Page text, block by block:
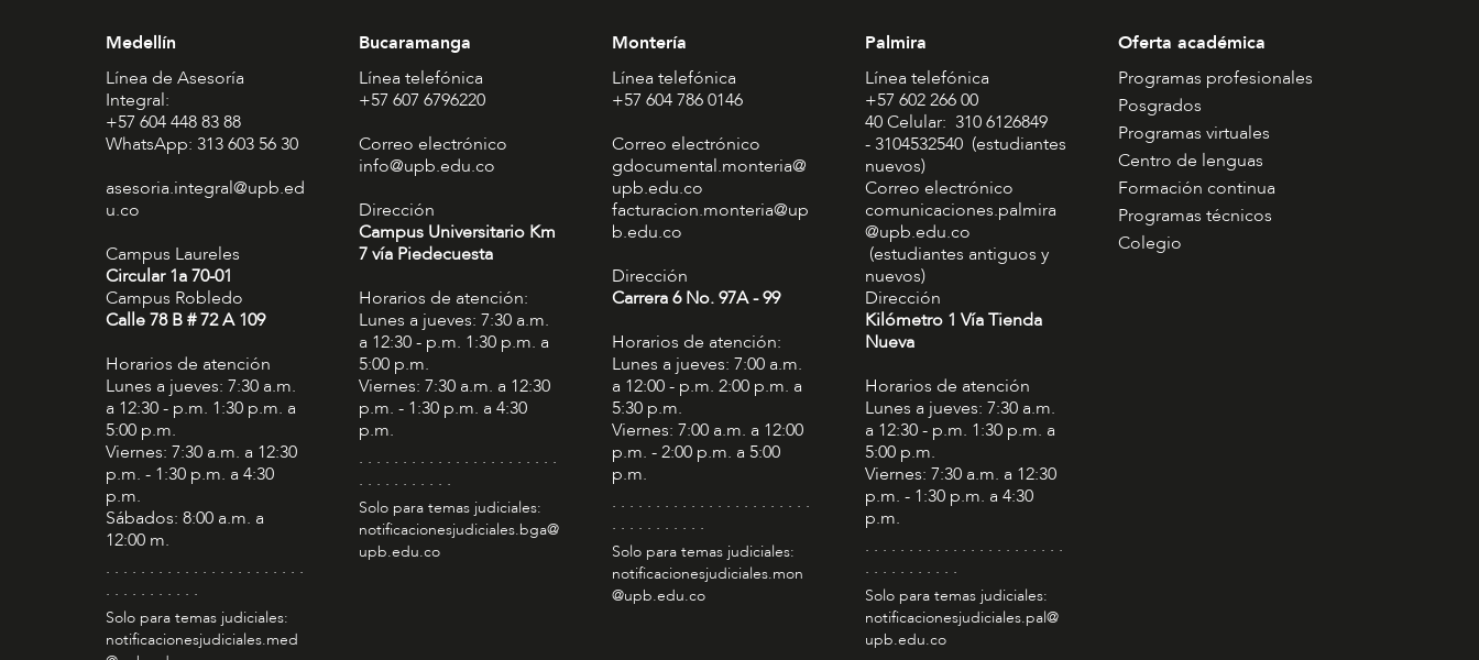
Medellín
Línea de Asesoría
Integral:
+57 604 448 83 88
WhatsApp: 313 603 56 30
asesoria.integral@upb.ed
u.co
Campus Laureles
Circular 1a 70-01
Campus Robledo
Calle 78 B # 72 A 109
Horarios de atención
Lunes a jueves: 7:30 a.m.
a 12:30 - p.m. 1:30 p.m. a
5:00 p.m.
Viernes: 7:30 a.m. a 12:30
p.m. - 1:30 p.m. a 4:30
p.m.
Sábados: 8:00 a.m. a
12:00 m.
. . . . . . . . . . . . . . . . . . . . . . .
. . . . . . . . . . .
Solo para temas judiciales:
notificacionesjudiciales.med
Bucaramanga
Línea telefónica
+57 607 6796220
Correo electrónico
info@upb.edu.co
Dirección
Campus Universitario Km
7 vía Piedecuesta
Horarios de atención:
Lunes a jueves: 7:30 a.m.
a 12:30 - p.m. 1:30 p.m. a
5:00 p.m.
Viernes: 7:30 a.m. a 12:30
p.m. - 1:30 p.m. a 4:30
p.m.
. . . . . . . . . . . . . . . . . . . . . . .
. . . . . . . . . . .
Solo para temas judiciales:
notificacionesjudiciales.bga@
upb.edu.co
Montería
Línea telefónica
+57 604 786 0146
Correo electrónico
gdocumental.monteria@
upb.edu.co
facturacion.monteria@up
b.edu.co
Dirección
Carrera 6 No. 97A - 99​
Horarios de atención:
Lunes a jueves: 7:00 a.m.
a 12:00 - p.m. 2:00 p.m. a
5:30 p.m.
Viernes: 7:00 a.m. a 12:00
p.m. - 2:00 p.m. a 5:00
p.m.
. . . . . . . . . . . . . . . . . . . . . . .
. . . . . . . . . . .
Solo para temas judiciales:
notificacionesjudiciales.mon
@upb.edu.co
Palmira
Línea telefónica
+57 602 266 00
40 Celular: 310 6126849
- 3104532540 (estudiantes
nuevos)
Correo electrónico
comunicaciones.palmira
@upb.edu.co
(estudiantes antiguos y
nuevos)
Dirección
Kilómetro 1 Vía Tienda
Nueva
Horarios de atención
Lunes a jueves: 7:30 a.m.
a 12:30 - p.m. 1:30 p.m. a
5:00 p.m.
Viernes: 7:30 a.m. a 12:30
p.m. - 1:30 p.m. a 4:30
p.m.
. . . . . . . . . . . . . . . . . . . . . . .
. . . . . . . . . . .
Solo para temas judiciales:
notificacionesjudiciales.pal@
upb.edu.co
Oferta académica
Programas profesionales
Posgrados
Programas virtuales
Centro de lenguas
Formación continua
Programas técnicos
Colegio